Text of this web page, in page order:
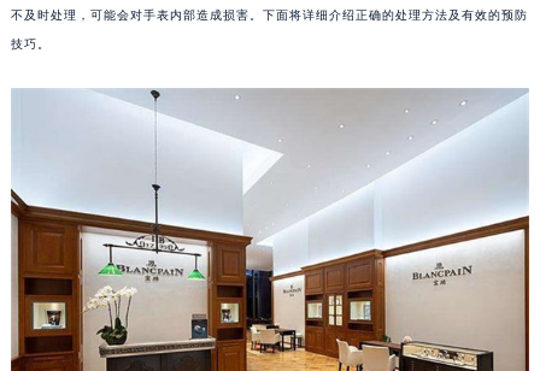
不及时处理，可能会对手表内部造成损害。下面将详细介绍正确的处理方法及有效的预防
技巧。